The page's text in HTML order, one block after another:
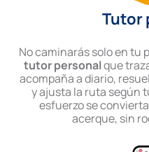
Tutor
No caminarás solo en tu
tutor personalque
acompaña a diario,
y ajusta la ruta según
esfuerzo se
acerque, sin